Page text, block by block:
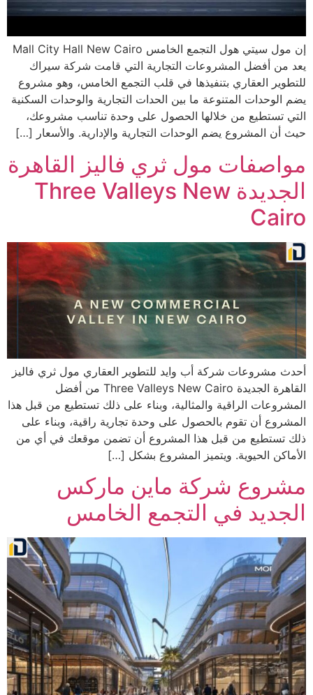
إن مول سيتي هول التجمع الخامس Mall City Hall New Cairo
يعد من أفضل المشروعات التجارية التي قامت شركة سيراك
للتطوير العقاري بتنفيذها في قلب التجمع الخامس، وهو مشروع
يضم الوحدات المتنوعة ما بين الحدات التجارية والوحدات السكنية
التي تستطيع من خلالها الحصول على وحدة تناسب مشروعك،
حيث أن المشروع يضم الوحدات التجارية والإدارية. والأسعار […]
مواصفات مول ثري فاليز القاهرة
الجديدة Three Valleys New
Cairo
أحدث مشروعات شركة أب وايد للتطوير العقاري مول ثري فاليز
القاهرة الجديدة Three Valleys New Cairo من أفضل
المشروعات الراقية والمثالية، وبناء على ذلك تستطيع من قبل هذا
المشروع أن تقوم بالحصول على وحدة تجارية راقية، وبناء على
ذلك تستطيع من قبل هذا المشروع أن تضمن موقعك في أي من
الأماكن الحيوية. ويتميز المشروع بشكل […]
مشروع شركة ماين ماركس
الجديد في التجمع الخامس